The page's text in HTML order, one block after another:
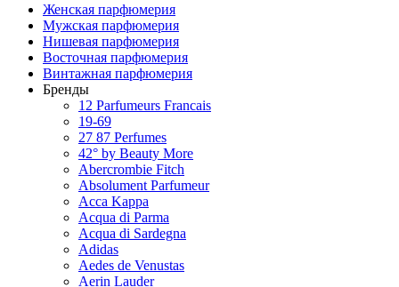
Женская парфюмерия
Мужская парфюмерия
Нишевая парфюмерия
Восточная парфюмерия
Винтажная парфюмерия
Бренды
12 Parfumeurs Francais
19-69
27 87 Perfumes
42° by Beauty More
Abercrombie Fitch
Absolument Parfumeur
Acca Kappa
Acqua di Parma
Acqua di Sardegna
Adidas
Aedes de Venustas
Aerin Lauder